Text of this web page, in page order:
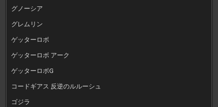
グノーシア
グレムリン
ゲッターロボ
ゲッターロボ アーク
ゲッターロボG
コードギアス 反逆のルルーシュ
ゴジラ